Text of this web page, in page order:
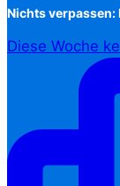
Nichts verpassen:
Diese Woche